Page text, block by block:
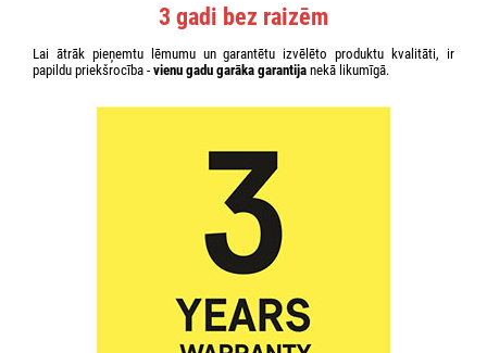
3 gadi bez raizēm
Lai ātrāk pieņemtu lēmumu un garantētu izvēlēto produktu kvalitāti, ir
papildu priekšrocība - vienu gadu garāka garantija nekā likumīgā.